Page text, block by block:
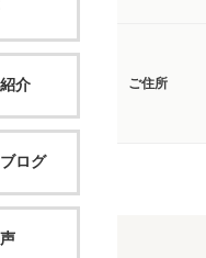
ご住所
介
ログ